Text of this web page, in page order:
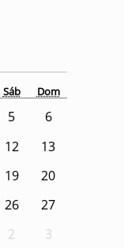
Sáb Dom
5
6
12
13
19
20
26
27
2 3